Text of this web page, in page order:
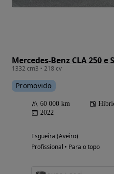
1332 cm3 • 218 cv
Promovido
60 000 km
2022
Esgueira (Aveiro)
Profissional • Para o topo